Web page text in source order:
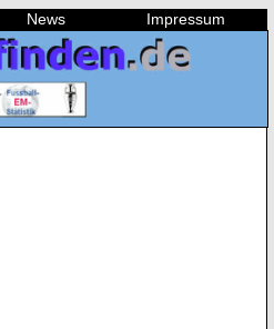
News Impressum